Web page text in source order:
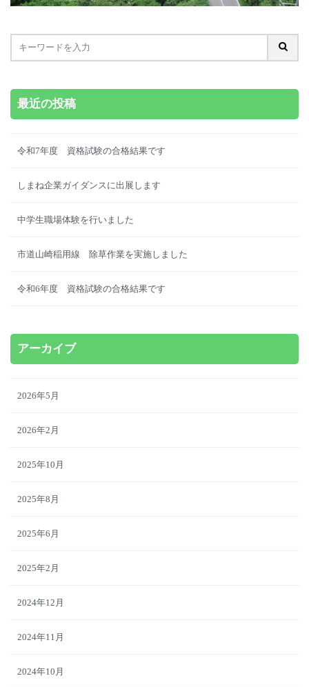
最近の投稿
令和7年度 資格試験の合格結果です
しまね企業ガイダンスに出展します
中学生職場体験を行いました
市道山崎稲用線 除草作業を実施しました
令和6年度 資格試験の合格結果です
アーカイブ
2026年5月
2026年2月
2025年10月
2025年8月
2025年6月
2025年2月
2024年12月
2024年11月
2024年10月